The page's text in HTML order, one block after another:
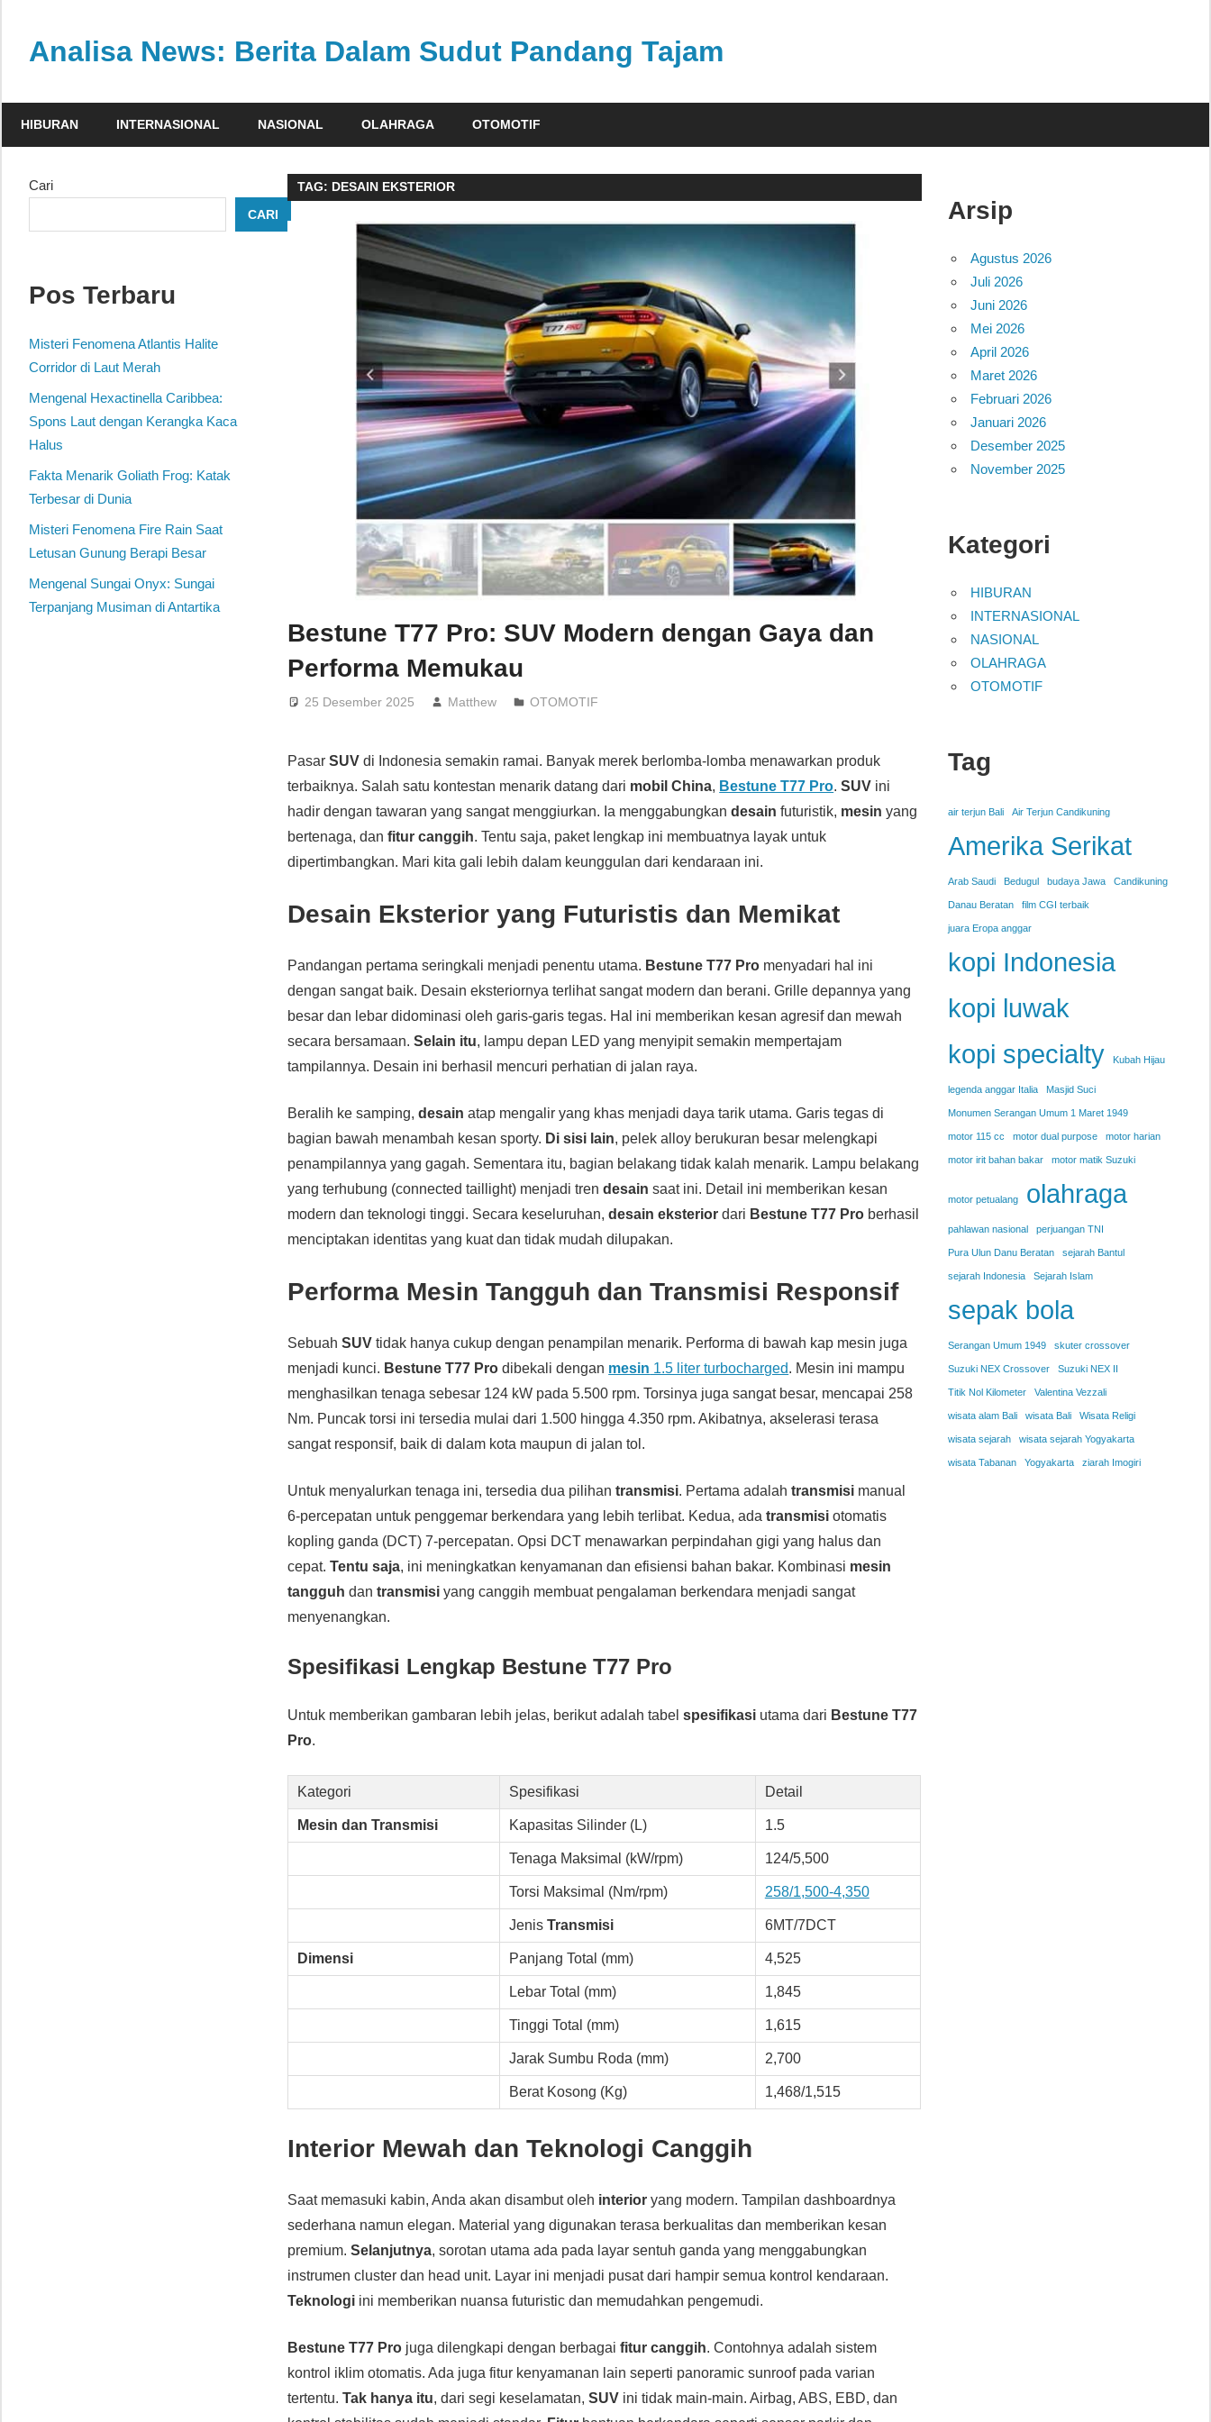
contentAnalisa News: Berita Dalam Sudut Pandang Tajam
dan
dari
politik,
HIBURAN INTERNASIONAL NASIONAL OLAHRAGA OTOMOTIF
TAG: DESAIN EKSTERIOR
Bestune T77 Pro: SUV Modern dengan Gaya dan
Performa Memukau
25 Desember 2025 Matthew OTOMOTIF
PasarSUV di Indonesia semakin ramai. Banyak merek berlomba-lomba menawarkan produk
terbaiknya. Salah satu kontestan menarik datang dari mobil China, Bestune T77 Pro.SUV ini
hadir dengan tawaran yang sangat menggiurkan. Ia menggabungkandesain futuristik, mesin yang
bertenaga, danfitur canggih. Tentu saja, paket lengkap ini membuatnya layak untuk
dipertimbangkan. Mari kita gali lebih dalam keunggulan dari kendaraan ini.
Desain Eksterior yang Futuristis dan Memikat
Pandangan pertama seringkali menjadi penentu utama. Bestune T77 Pro menyadari hal ini
dengan sangat baik. Desain eksteriornya terlihat sangat modern dan berani. Grille depannya yang
besar dan lebar didominasi oleh garis-garis tegas. Hal ini memberikan kesan agresif dan mewah
secara bersamaan.Selain itu, lampu depan LED yang menyipit semakin mempertajam
tampilannya. Desain ini berhasil mencuri perhatian di jalan raya.
Beralih ke samping,desain atap mengalir yang khas menjadi daya tarik utama. Garis tegas di
bagian bawah menambah kesan sporty. Di sisi lain, pelek alloy berukuran besar melengkapi
penampilannya yang gagah. Sementara itu, bagian belakang tidak kalah menarik. Lampu belakang
yang terhubung (connected taillight) menjadi trendesain saat ini. Detail ini memberikan kesan
modern dan teknologi tinggi. Secara keseluruhan,desain eksterior dari Bestune T77 Pro berhasil
menciptakan identitas yang kuat dan tidak mudah dilupakan.
Performa Mesin Tangguh dan Transmisi Responsif
SebuahSUV tidak hanya cukup dengan penampilan menarik. Performa di bawah kap mesin juga
menjadi kunci. Bestune T77 Pro dibekali dengan mesin 1.5 liter turbocharged. Mesin ini mampu
menghasilkan tenaga sebesar 124 kW pada 5.500 rpm. Torsinya juga sangat besar, mencapai 258
Nm. Puncak torsi ini tersedia mulai dari 1.500 hingga 4.350 rpm. Akibatnya, akselerasi terasa
sangat responsif, baik di dalam kota maupun di jalan tol.
Untuk menyalurkan tenaga ini, tersedia dua pilihantransmisi. Pertama adalahtransmisi manual
6-percepatan untuk penggemar berkendara yang lebih terlibat. Kedua, adatransmisi otomatis
kopling ganda (DCT) 7-percepatan. Opsi DCT menawarkan perpindahan gigi yang halus dan
cepat.Tentu saja, ini meningkatkan kenyamanan dan efisiensi bahan bakar. Kombinasi mesin
tangguh dantransmisi yang canggih membuat pengalaman berkendara menjadi sangat
menyenangkan.
Spesifikasi Lengkap Bestune T77 Pro
Untuk memberikan gambaran lebih jelas, berikut adalah tabelspesifikasi utama dari Bestune T77
Pro.
Kategori Spesifikasi Detail
Mesin dan Transmisi Kapasitas Silinder (L) 1.5
Tenaga Maksimal (kW/rpm) 124/5,500
Torsi Maksimal (Nm/rpm) 258/1,500-4,350
Jenis Transmisi 6MT/7DCT
Dimensi Panjang Total (mm) 4,525
Lebar Total (mm) 1,845
Tinggi Total (mm) 1,615
Jarak Sumbu Roda (mm) 2,700
Berat Kosong (Kg) 1,468/1,515
Interior Mewah dan Teknologi Canggih
Saat memasuki kabin, Anda akan disambut oleh interior yang modern. Tampilan dashboardnya
sederhana namun elegan. Material yang digunakan terasa berkualitas dan memberikan kesan
premium.Selanjutnya, sorotan utama ada pada layar sentuh ganda yang menggabungkan
instrumen cluster dan head unit. Layar ini menjadi pusat dari hampir semua kontrol kendaraan.
Teknologi ini memberikan nuansa futuristic dan memudahkan pengemudi.
Bestune T77 Pro juga dilengkapi dengan berbagaifitur canggih. Contohnya adalah sistem
kontrol iklim otomatis. Ada juga fitur kenyamanan lain seperti panoramic sunroof pada varian
tertentu.Tak hanya itu, dari segi keselamatan,SUV ini tidak main-main. Airbag, ABS, EBD, dan
Cari
CARI
Pos Terbaru
Misteri Fenomena Atlantis Halite
Corridor di Laut Merah
Mengenal Hexactinella Caribbea:
Spons Laut dengan Kerangka Kaca
Halus
Fakta Menarik Goliath Frog: Katak
Terbesar di Dunia
Misteri Fenomena Fire Rain Saat
Letusan Gunung Berapi Besar
Mengenal Sungai Onyx: Sungai
Terpanjang Musiman di Antartika
Arsip
Agustus 2026
Juli 2026
Juni 2026
Mei 2026
April 2026
Maret 2026
Februari 2026
Januari 2026
Desember 2025
November 2025
Kategori
HIBURAN
INTERNASIONAL
NASIONAL
OLAHRAGA
OTOMOTIF
Tag
air terjun Bali Air Terjun Candikuning
Amerika Serikat
Arab Saudi Bedugul budaya Jawa Candikuning
Danau Beratan film CGI terbaik
juara Eropa anggar
kopi Indonesia
kopi luwak
kopi specialty
Kubah Hijau
legenda anggar Italia Masjid Suci
Monumen Serangan Umum 1 Maret 1949
motor 115 cc motor dual purpose motor harian
motor irit bahan bakar motor matik Suzuki
motor petualang olahraga
pahlawan nasional perjuangan TNI
Pura Ulun Danu Beratan sejarah Bantul
sejarah Indonesia Sejarah Islam
sepak bola
Serangan Umum 1949 skuter crossover
Suzuki NEX Crossover Suzuki NEX II
Titik Nol Kilometer Valentina Vezzali
wisata alam Bali wisata Bali Wisata Religi
wisata sejarah wisata sejarah Yogyakarta
wisata Tabanan Yogyakarta ziarah Imogiri